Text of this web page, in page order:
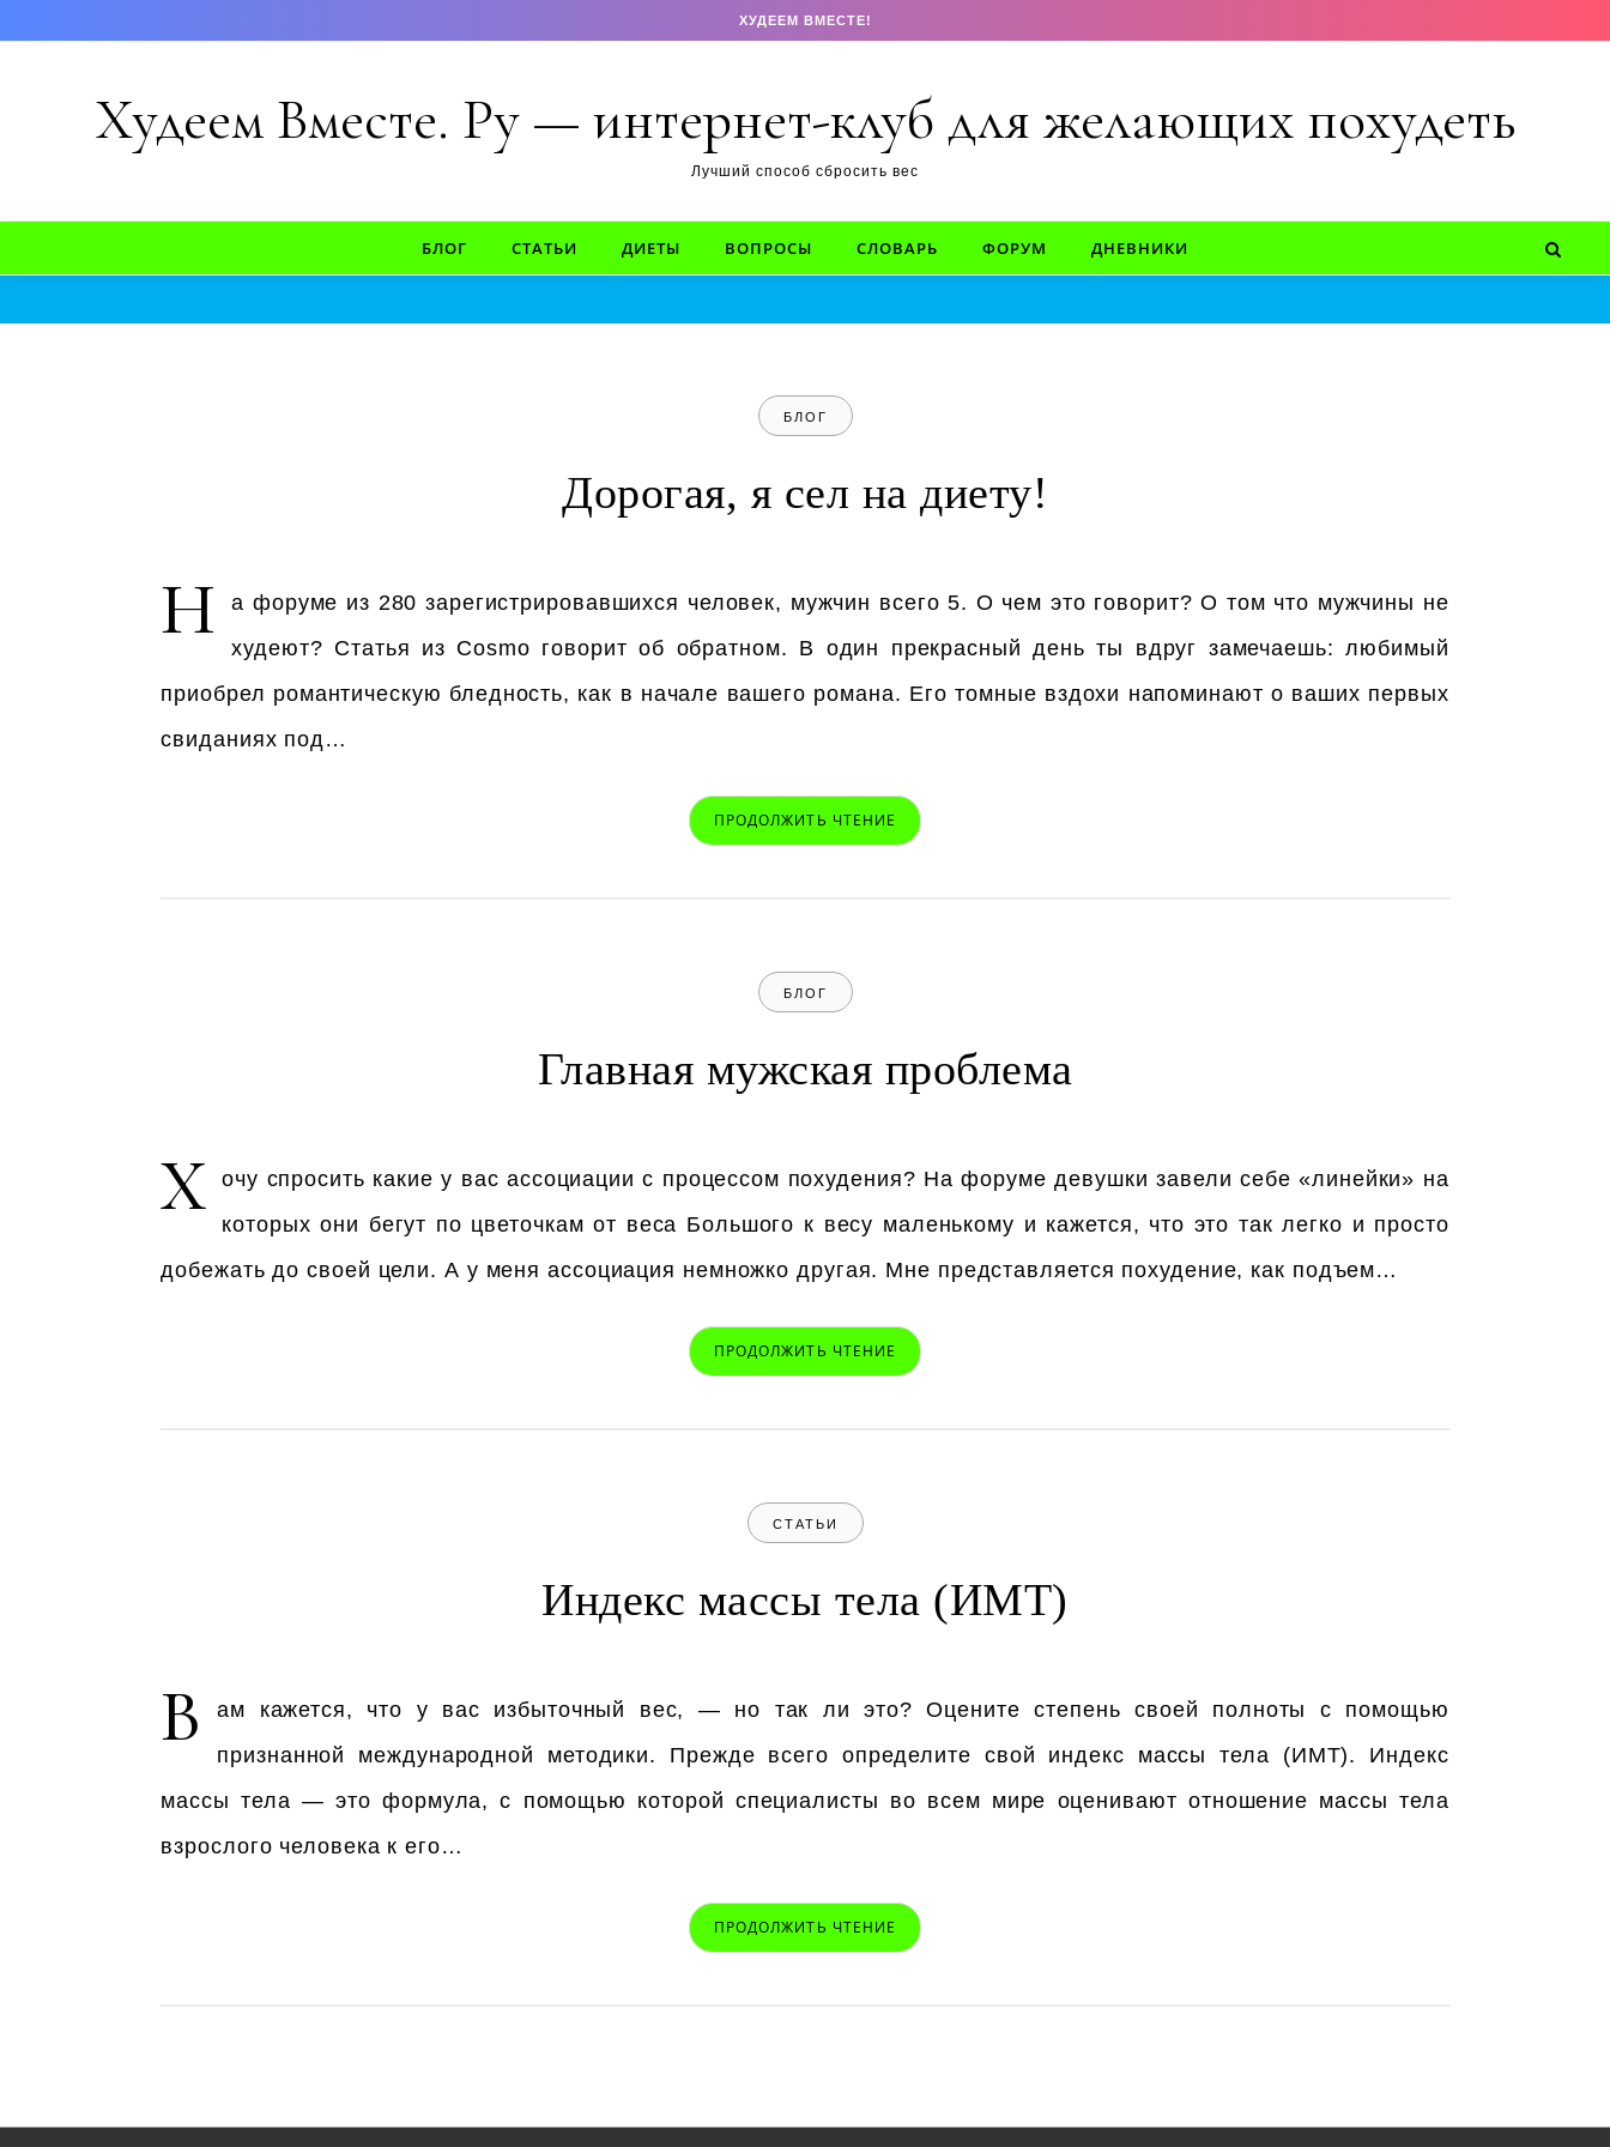
ХУДЕЕМ ВМЕСТЕ!
Худеем Вместе. Ру — интернет-клуб для желающих похудеть
Лучший способ сбросить вес
БЛОГ СТАТЬИ ДИЕТЫ ВОПРОСЫ СЛОВАРЬ ФОРУМ ДНЕВНИКИ
БЛОГ
Дорогая, я сел на диету!
Н
а форуме из 280 зарегистрировавшихся человек, мужчин всего 5. О чем это говорит? О том что мужчины не
худеют? Статья из Cosmo говорит об обратном. В один прекрасный день ты вдруг замечаешь: любимый
приобрел романтическую бледность, как в начале вашего романа. Его томные вздохи напоминают о ваших первых
свиданиях под…
ПРОДОЛЖИТЬ ЧТЕНИЕ
БЛОГ
Главная мужская проблема
Х
очу спросить какие у вас ассоциации с процессом похудения? На форуме девушки завели себе «линейки» на
которых они бегут по цветочкам от веса Большого к весу маленькому и кажется, что это так легко и просто
добежать до своей цели. А у меня ассоциация немножко другая. Мне представляется похудение, как подъем…
ПРОДОЛЖИТЬ ЧТЕНИЕ
СТАТЬИ
Индекс массы тела (ИМТ)
В
ам кажется, что у вас избыточный вес, — но так ли это? Оцените степень своей полноты с помощью
признанной международной методики. Прежде всего определите свой индекс массы тела (ИМТ). Индекс
массы тела — это формула, с помощью которой специалисты во всем мире оценивают отношение массы тела
взрослого человека к его…
ПРОДОЛЖИТЬ ЧТЕНИЕ